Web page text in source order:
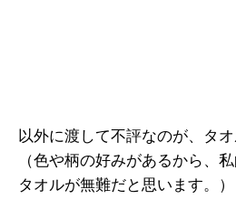
以外に渡して不評なのが、タオ
（色や柄の好みがあるから、
タオルが無難だと思います。）